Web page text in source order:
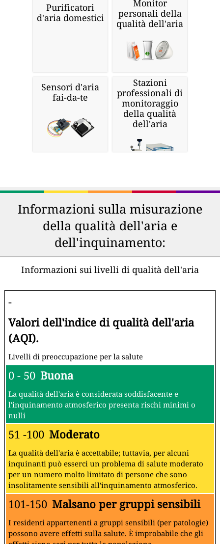
Purificatori
d'aria domestici
Monitor
personali della
qualità dell'aria
Sensori d'aria
fai-da-te
Stazioni
professionali di
monitoraggio
della qualità
dell'aria
Informazioni sulla misurazione
della qualità dell'aria e
dell'inquinamento:
Informazioni sui livelli di qualità dell'aria
-
Valori dell'indice di qualità dell'aria
(AQI).
Livelli di preoccupazione per la salute
0 - 50 Buona
La qualità dell'aria è considerata soddisfacente e
l'inquinamento atmosferico presenta rischi minimi o
nulli
51 -100 Moderato
La qualità dell'aria è accettabile; tuttavia, per alcuni
inquinanti può esserci un problema di salute moderato
per un numero molto limitato di persone che sono
insolitamente sensibili all'inquinamento atmosferico.
101-150 Malsano per gruppi sensibili
I residenti appartenenti a gruppi sensibili (per patologie)
possono avere effetti sulla salute. È improbabile che gli